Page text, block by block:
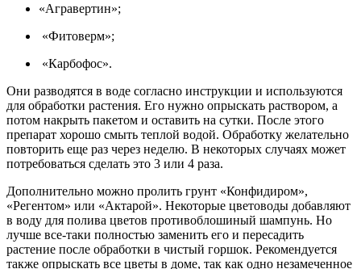
«Агравертин»;
«Фитоверм»;
«Карбофос».
Они разводятся в воде согласно инструкции и используются
для обработки растения. Его нужно опрыскать раствором, а
потом накрыть пакетом и оставить на сутки. После этого
препарат хорошо смыть теплой водой. Обработку желательно
повторить еще раз через неделю. В некоторых случаях может
потребоваться сделать это 3 или 4 раза.
Дополнительно можно пролить грунт «Конфидиром»,
«Регентом» или «Актарой». Некоторые цветоводы добавляют
в воду для полива цветов противоблошиный шампунь. Но
лучше все-таки полностью заменить его и пересадить
растение после обработки в чистый горшок. Рекомендуется
также опрыскать все цветы в доме, так как одно незамеченное